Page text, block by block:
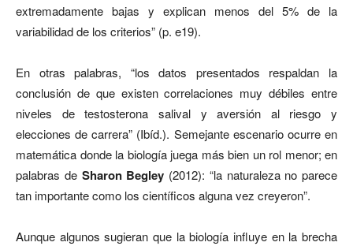
extremadamente bajas y explican menos del 5% de la
variabilidad de los criterios” (p. e19).
En otras palabras, “los datos presentados respaldan la
conclusión de que existen correlaciones muy débiles entre
niveles de testosterona salival y aversión al riesgo y
elecciones de carrera” (Ibíd.). Semejante escenario ocurre en
matemática donde la biología juega más bien un rol menor; en
palabras de Sharon Begley (2012): “la naturaleza no parece
tan importante como los científicos alguna vez creyeron”.
Aunque algunos sugieran que la biología influye en la brecha